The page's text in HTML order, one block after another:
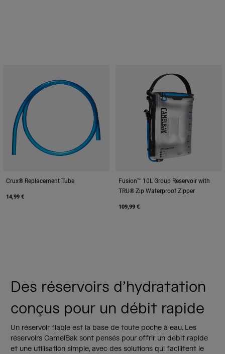
Crux® Replacement Tube
14,99 €
Fusion™ 10L Group Reservoir with
TRU® Zip Waterproof Zipper
109,99 €
Des réservoirs d’hydratation
conçus pour un débit rapide
Un réservoir fiable est la base de toute poche à eau. Les
réservoirs CamelBak sont pensés pour offrir un débit rapide
et une utilisation simple, avec des solutions qui facilitent le